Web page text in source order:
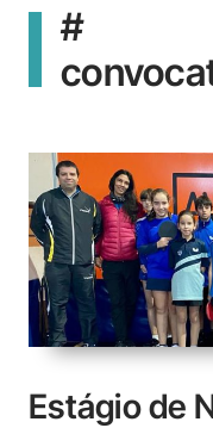
#
Estágio de